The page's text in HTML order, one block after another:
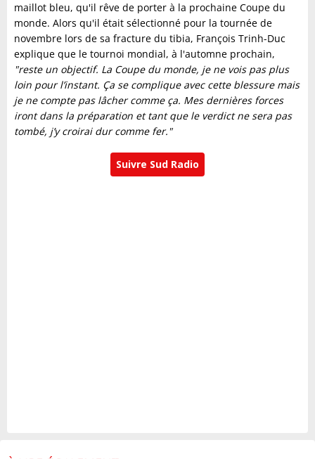
maillot bleu, qu'il rêve de porter à la prochaine Coupe du
monde. Alors qu'il était sélectionné pour la tournée de
novembre lors de sa fracture du tibia, François Trinh-Duc
explique que le tournoi mondial, à l'automne prochain,
"reste un objectif. La Coupe du monde, je ne vois pas plus
loin pour l’instant. Ça se complique avec cette blessure mais
je ne compte pas lâcher comme ça. Mes dernières forces
iront dans la préparation et tant que le verdict ne sera pas
tombé, j’y croirai dur comme fer."
Suivre Sud Radio